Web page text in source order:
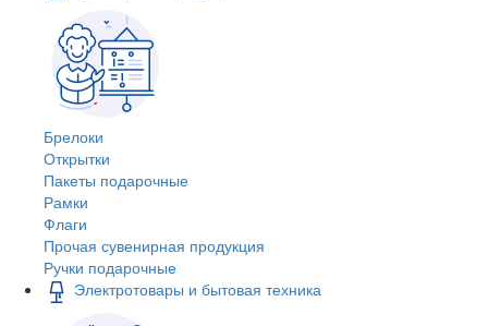
Брелоки
Открытки
Пакеты подарочные
Рамки
Флаги
Прочая сувенирная продукция
Ручки подарочные
Электротовары и бытовая техника